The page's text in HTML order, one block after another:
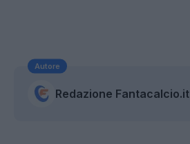
Autore
Redazione Fantacalcio.it